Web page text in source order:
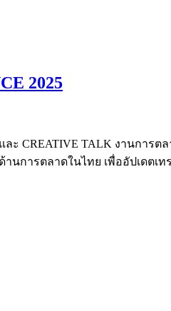
2025
ละ CREATIVE TALK งานกา
านการตลาดในไทย เพื่ออัปเด